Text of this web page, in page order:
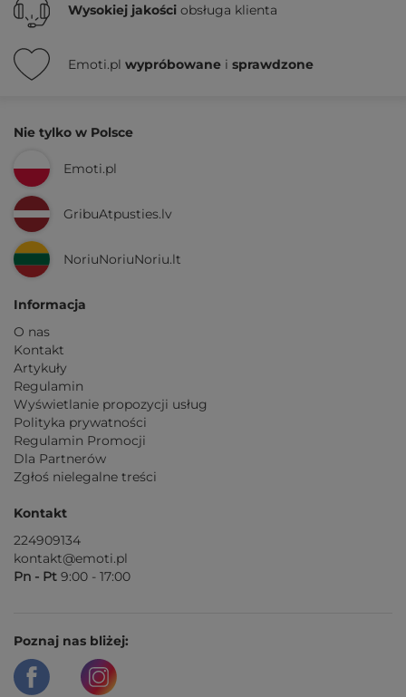
Wysokiej jakości obsługa klienta
Emoti.pl wypróbowane i sprawdzone
Nie tylko w Polsce
Emoti.pl
GribuAtpusties.lv
NoriuNoriuNoriu.lt
Informacja
O nas
Kontakt
Artykuły
Regulamin
Wyświetlanie propozycji usług
Polityka prywatności
Regulamin Promocji
Dla Partnerów
Zgłoś nielegalne treści
Kontakt
224909134
kontakt@emoti.pl
Pn - Pt 9:00 - 17:00
Poznaj nas bliżej: